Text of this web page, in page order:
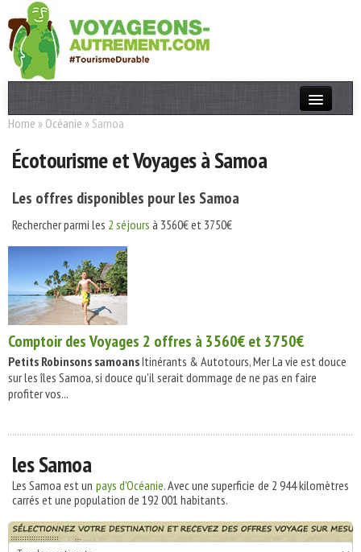
Actualités
T. Responsable
Destinations
Acteurs
Thèmes
Home » Océanie » Samoa
Écotourisme et Voyages à Samoa
Les offres disponibles pour les Samoa
Rechercher parmi les 2 séjours à 3560€ et 3750€
Comptoir des Voyages 2 offres à 3560€ et 3750€
Petits Robinsons samoansItinérants & Autotours, Mer La vie est douce
sur les îles Samoa, si douce qu'il serait dommage de ne pas en faire
profiter vos...
les Samoa
Les Samoa est un pays d'Océanie. Avec une superficie de 2 944kilomètres
carrés et une population de 192 001 habitants.